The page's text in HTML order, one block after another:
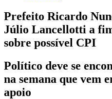
Prefeito Ricardo
Júlio Lancellotti a
sobre possível CPI
Político deve se
na semana que vem
apoio